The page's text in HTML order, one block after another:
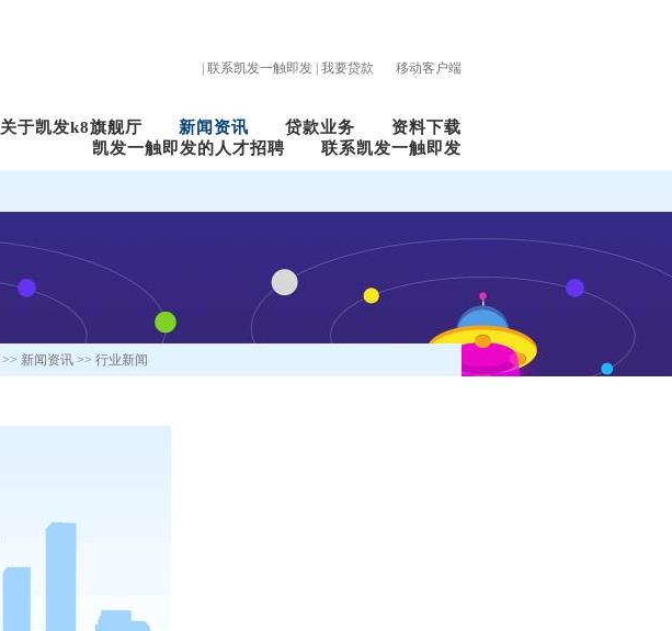
移动客户端
联系凯发一触即发 我要贷款
关于凯发k8旗舰厅 新闻资讯 贷款业务
资料下载
凯发一触即发的人才招聘
联系凯发一触即发
>> 新闻资讯 >> 行业新闻